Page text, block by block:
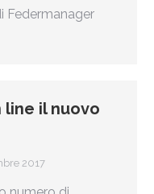
Federmanager
line il nuovo
2017